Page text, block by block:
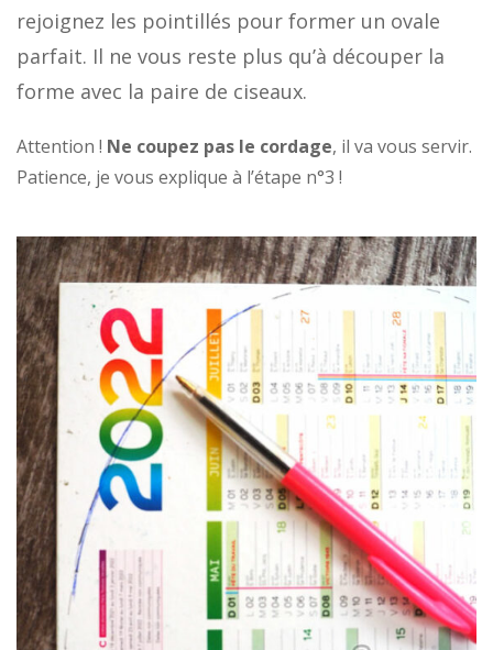
rejoignez les pointillés pour former un ovale
parfait. Il ne vous reste plus qu’à découper la
forme avec la paire de ciseaux.
Attention ! Ne coupez pas le cordage, il va vous servir.
Patience, je vous explique à l’étape n°3 !